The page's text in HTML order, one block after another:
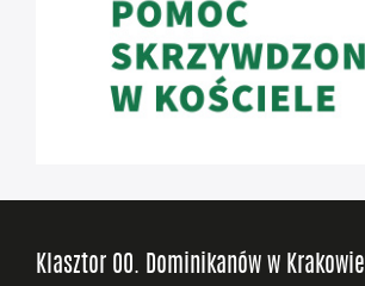
Klasztor OO. Dominikanów w Krakowie